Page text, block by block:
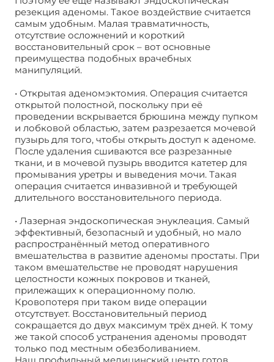
резекция аденомы. Такое воздействие считается
самым удобным. Малая травматичность,
отсутствие осложнений и короткий
восстановительный срок – вот основные
преимущества подобных врачебных
манипуляций.
• Открытая аденомэктомия. Операция считается
открытой полостной, поскольку при её
проведении вскрывается брюшина между пупком
и лобковой областью, затем разрезается мочевой
пузырь для того, чтобы открыть доступ к аденоме.
После удаления сшиваются все разрезанные
ткани, и в мочевой пузырь вводится катетер для
промывания уретры и выведения мочи. Такая
операция считается инвазивной и требующей
длительного восстановительного периода.
• Лазерная эндоскопическая энуклеация. Самый
эффективный, безопасный и удобный, но мало
распространённый метод оперативного
вмешательства в развитие аденомы простаты. При
таком вмешательстве не проводят нарушения
целостности кожных покровов и тканей,
прилежащих к операционному полю.
Кровопотеря при таком виде операции
отсутствует. Восстановительный период
сокращается до двух максимум трёх дней. К тому
же такой способ устранения аденомы проводят
только под местным обезболиванием.